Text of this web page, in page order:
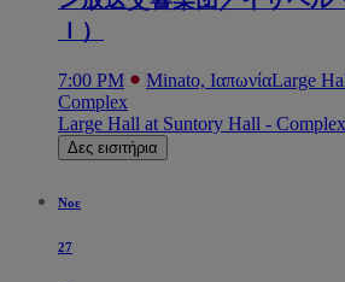
ｌ）
7:00 PM Minato, ΙαπωνίαLarge
Complex
Large Hall at Suntory Hall - Complex
Δες εισιτήρια
Νοε
27